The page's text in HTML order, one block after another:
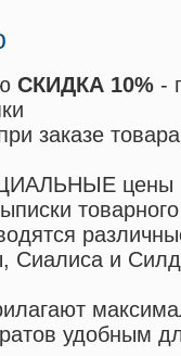
СКИДКА 10% -
заказе
цены
Сиалиса и
удобным